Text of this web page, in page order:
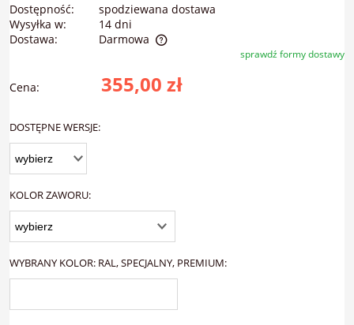
Dostępność:
spodziewana dostawa
Wysyłka w:
14 dni
Dostawa:
Darmowa
Cena nie zawiera ewentualnych kosztów płatnościsprawdź formy dostawy
Cena: 355,00 zł
DOSTĘPNE WERSJE:
KOLOR ZAWORU:
WYBRANY KOLOR: RAL, SPECJALNY, PREMIUM: